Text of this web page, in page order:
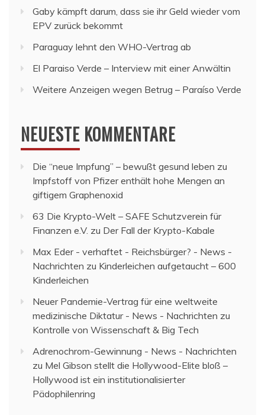
Gaby kämpft darum, dass sie ihr Geld wieder vom
EPV zurück bekommt
Paraguay lehnt den WHO-Vertrag ab
El Paraiso Verde – Interview mit einer Anwältin
Weitere Anzeigen wegen Betrug – Paraíso Verde
NEUESTE KOMMENTARE
Die “neue Impfung” – bewußt gesund leben zu
Impfstoff von Pfizer enthält hohe Mengen an
giftigem Graphenoxid
63 Die Krypto-Welt – SAFE Schutzverein für
Finanzen e.V. zu Der Fall der Krypto-Kabale
Max Eder - verhaftet - Reichsbürger? - News -
Nachrichten zu Kinderleichen aufgetaucht – 600
Kinderleichen
Neuer Pandemie-Vertrag für eine weltweite
medizinische Diktatur - News - Nachrichten zu
Kontrolle von Wissenschaft & Big Tech
Adrenochrom-Gewinnung - News - Nachrichten
zu Mel Gibson stellt die Hollywood-Elite bloß –
Hollywood ist ein institutionalisierter
Pädophilenring